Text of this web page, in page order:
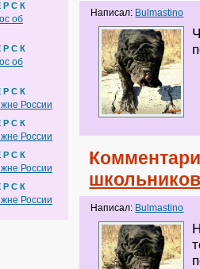
Р С К
об
Р С К
об
Р С К
России
Р С К
России
Р С К
России
Р С К
России
Написал: Bulmastino
Написал: Bulmastino